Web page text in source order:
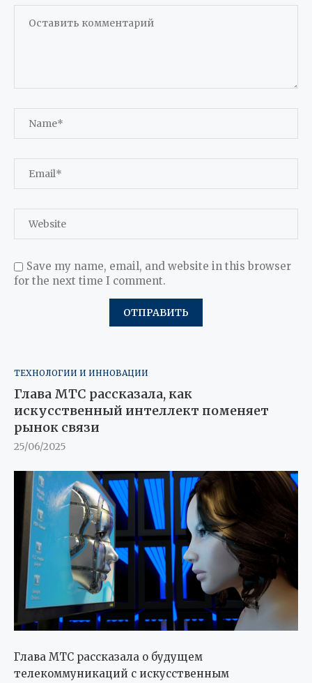
Save my name, email, and website in this browser
for the next time I comment.
ТЕХНОЛОГИИ И ИННОВАЦИИ
Глава МТС рассказала, как
искусственный интеллект поменяет
рынок связи
25/06/2025
Глава МТС рассказала о будущем
телекоммуникаций с искусственным